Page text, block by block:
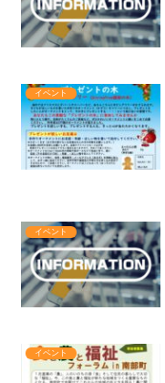
イベント
イベント
イベント